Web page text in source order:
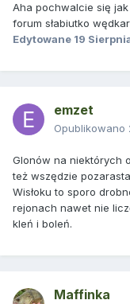
Aha pochwalcie się
forum słabiutko
Edytowane 19
emzet
Opublikowano
Glonów na niektórych
też wszędzie
Wisłoku to sporo
rejonach nawet nie
kleń i boleń.
Maffinka